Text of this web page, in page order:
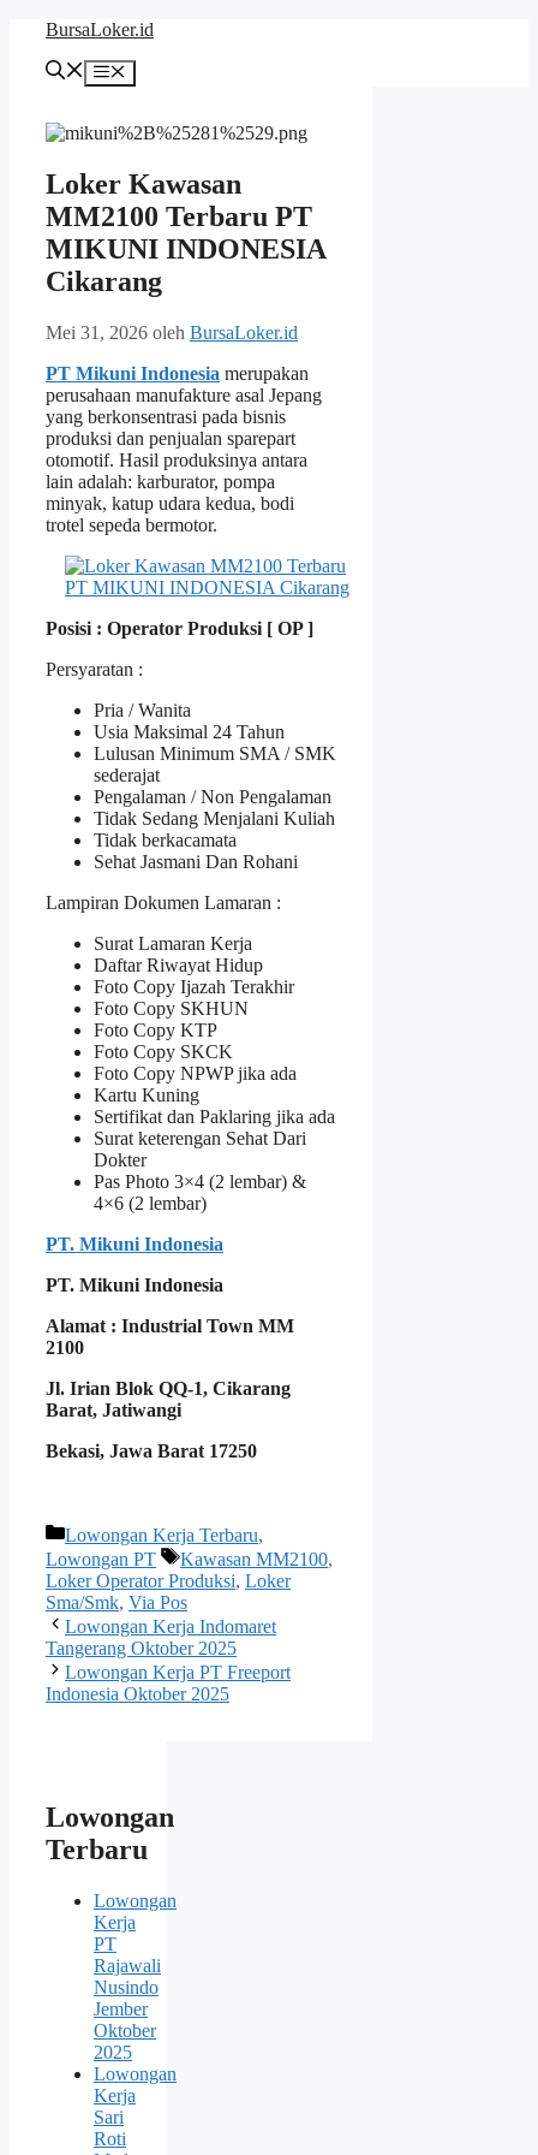
Langsung
BursaLoker.id
Menu
Loker Kawasan
MM2100 Terbaru PT
MIKUNI INDONESIA
Cikarang
Mei 31, 2026 oleh BursaLoker.id
PT Mikuni Indonesia merupakan
perusahaan manufakture asal Jepang
yang berkonsentrasi pada bisnis
produksi dan penjualan sparepart
otomotif. Hasil produksinya antara
lain adalah: karburator, pompa
minyak, katup udara kedua, bodi
trotel sepeda bermotor.
Posisi : Operator Produksi [ OP ]
Persyaratan :
Pria / Wanita
Usia Maksimal 24 Tahun
Lulusan Minimum SMA / SMK
sederajat
Pengalaman / Non Pengalaman
Tidak Sedang Menjalani Kuliah
Tidak berkacamata
Sehat Jasmani Dan Rohani
Lampiran Dokumen Lamaran :
Surat Lamaran Kerja
Daftar Riwayat Hidup
Foto Copy Ijazah Terakhir
Foto Copy SKHUN
Foto Copy KTP
Foto Copy SKCK
Foto Copy NPWP jika ada
Kartu Kuning
Sertifikat dan Paklaring jika ada
Surat keterengan Sehat Dari
Dokter
Pas Photo 3×4 (2 lembar) &
4×6 (2 lembar)
PT. Mikuni Indonesia
PT. Mikuni Indonesia
Alamat : Industrial Town MM
2100
Jl. Irian Blok QQ-1, Cikarang
Barat, Jatiwangi
Bekasi, Jawa Barat 17250
Kategori
Lowongan Kerja Terbaru,
Lowongan PT
Tag
Kawasan MM2100,
Loker Operator Produksi, Loker
Sma/Smk, Via Pos
Lowongan Kerja Indomaret
Tangerang Oktober 2025
Lowongan Kerja PT Freeport
Indonesia Oktober 2025
Lowongan
Terbaru
Lowongan
Kerja
PT
Rajawali
Nusindo
Jember
Oktober
2025
Lowongan
Kerja
Sari
Roti